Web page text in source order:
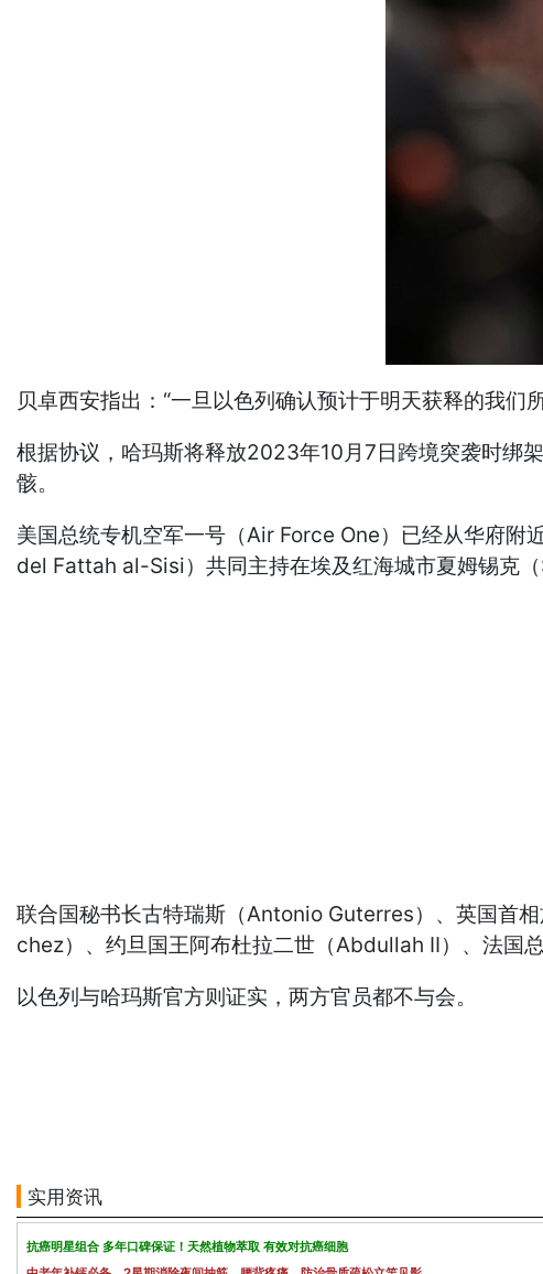
贝卓西安指出：“一旦以色列确认预计于明天获释的我
根据协议，哈玛斯将释放2023年10月7日跨境突袭时绑
骸。
美国总统专机空军一号（Air Force One）已经从华府
del Fattah al-Sisi）共同主持在埃及红海城市夏姆锡克
联合国秘书长古特瑞斯（Antonio Guterres）、英国首
chez）、约旦国王阿布杜拉二世（Abdullah II）、法国
以色列与哈玛斯官方则证实，两方官员都不与会。
实用资讯
抗癌明星组合 多年口碑保证！天然植物萃取 有效对抗癌细胞